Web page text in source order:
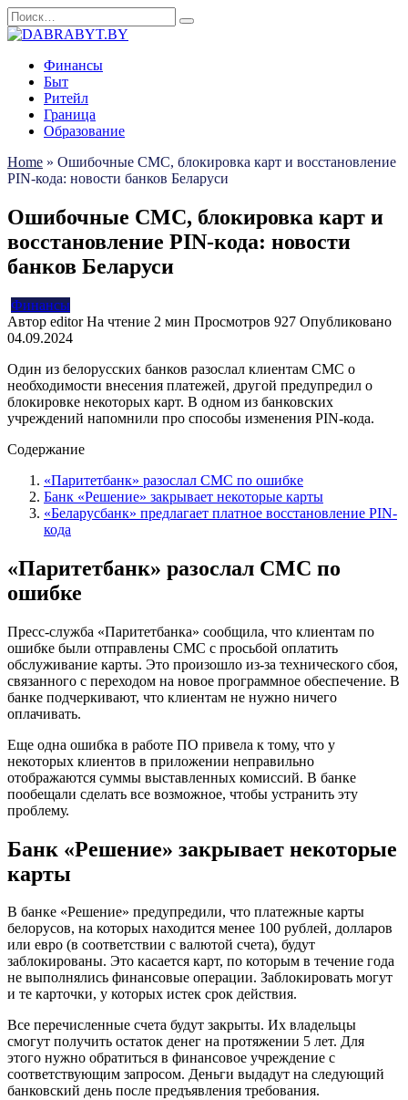
Перейти
к
Search
for:
Финансы
Быт
Ритейл
Граница
Образование
Home » Ошибочные СМС, блокировка карт и восстановление
PIN-кода: новости банков Беларуси
Ошибочные СМС, блокировка карт и
восстановление PIN-кода: новости
банков Беларуси
Финансы
Автор editor На чтение 2 мин Просмотров 927 Опубликовано
04.09.2024
Один из белорусских банков разослал клиентам СМС о
необходимости внесения платежей, другой предупредил о
блокировке некоторых карт. В одном из банковских
учреждений напомнили про способы изменения PIN-кода.
Содержание
«Паритетбанк» разослал СМС по ошибке
Банк «Решение» закрывает некоторые карты
«Беларусбанк» предлагает платное восстановление PIN-
кода
«Паритетбанк» разослал СМС по
ошибке
Пресс-служба «Паритетбанка» сообщила, что клиентам по
ошибке были отправлены СМС с просьбой оплатить
обслуживание карты. Это произошло из-за технического сбоя,
связанного с переходом на новое программное обеспечение. В
банке подчеркивают, что клиентам не нужно ничего
оплачивать.
Еще одна ошибка в работе ПО привела к тому, что у
некоторых клиентов в приложении неправильно
отображаются суммы выставленных комиссий. В банке
пообещали сделать все возможное, чтобы устранить эту
проблему.
Банк «Решение» закрывает некоторые
карты
В банке «Решение» предупредили, что платежные карты
белорусов, на которых находится менее 100 рублей, долларов
или евро (в соответствии с валютой счета), будут
заблокированы. Это касается карт, по которым в течение года
не выполнялись финансовые операции. Заблокировать могут
и те карточки, у которых истек срок действия.
Все перечисленные счета будут закрыты. Их владельцы
смогут получить остаток денег на протяжении 5 лет. Для
этого нужно обратиться в финансовое учреждение с
соответствующим запросом. Деньги выдадут на следующий
банковский день после предъявления требования.